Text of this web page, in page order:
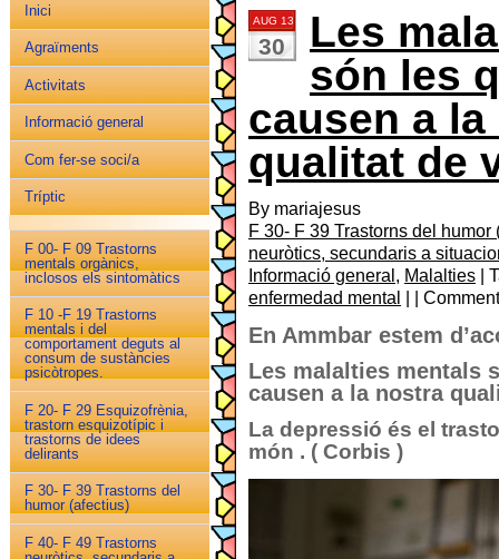
Inici
Agraïments
Activitats
Informació general
Com fer-se soci/a
Tríptic
F 00- F 09 Trastorns
mentals orgànics,
inclosos els sintomàtics
F 10 -F 19 Trastorns
mentals i del
comportament deguts al
consum de sustàncies
psicòtropes.
F 20- F 29 Esquizofrènia,
trastorn esquizotípic i
trastorns de idees
delirants
F 30- F 39 Trastorns del
humor (afectius)
F 40- F 49 Trastorns
AUG 13
30
Les
són les
causen a
qualitat de
By mariajesus
F 30- F 39 Trastorns del humor
neuròtics, secundaris a
Informació general , Malalties |
enfermedad mental
| |
En Ammbar estem
Les malalties mentals
causen a la nostra
La depressió és el
món . ( Corbis )